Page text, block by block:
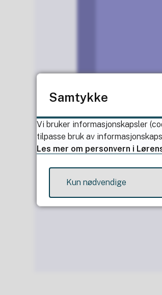
Samtykke
Vi bruker informasjonskapsler
tilpasse bruk av
Les mer om personvern i
Kun nødvendige